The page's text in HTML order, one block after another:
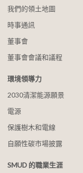
我們的領土地圖
時事通訊
董事會
董事會會議和議程
環境領導力
2030清潔能源願景
電源
保護樹木和電線
自願性碳市場披露
SMUD 的職業生涯